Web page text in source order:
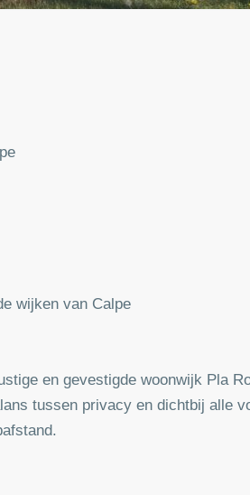
wijken van Calpe
en gevestigde woonwijk Pla
tussen privacy en dichtbij alle